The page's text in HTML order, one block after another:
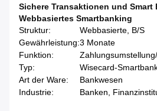
Sichere Transaktionen und Smart
Webbasiertes Smartbanking
Struktur:
Webbasierte, B/S
Gewährleistung:3 Monate
Funktion:
Typ:
Wisecard-
Art der Ware:
Bankwesen
Industrie:
Banken,